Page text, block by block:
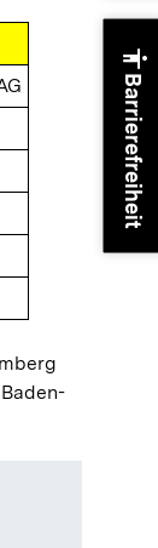
accessibility
Barrierefreiheit